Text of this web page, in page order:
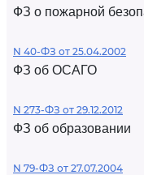
ФЗ о пожарной
N 40-ФЗ от 25.04.2002
ФЗ об ОСАГО
N 273-ФЗ от 29.12.2012
ФЗ об образовании
N 79-ФЗ от 27.07.2004